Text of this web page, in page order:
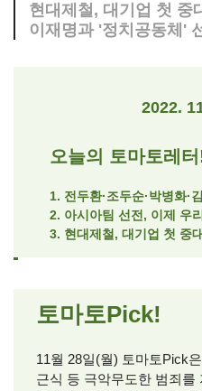
현대제철, 대기업 첫 중
이재명과 '정치공동체'
2022.
오늘의 토마토레
1. 전두환·조두순·박병화·
2. 아시아팀 선전, 이제 우
3. 현대제철, 대기업 첫 중
토마토Pick!
11월 28일(월) 토마토Pick
근식 등 극악무도한 범죄를